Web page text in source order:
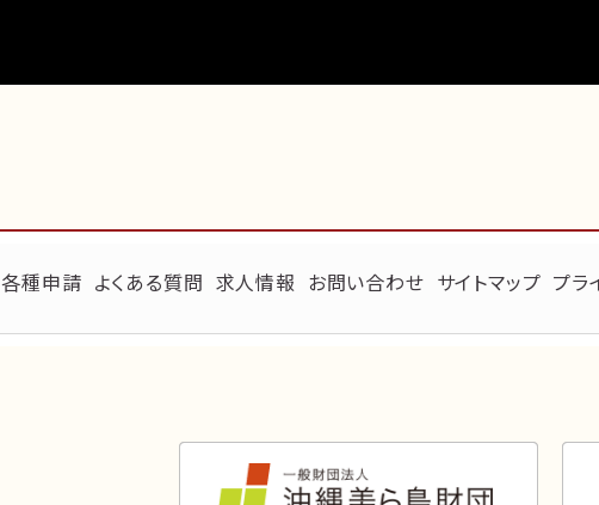
各種申請 よくある質問 求人情報 お問い合わせ サイトマップ プラ